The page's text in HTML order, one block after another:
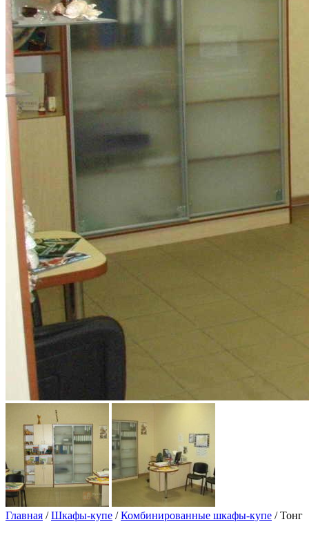
Главная /Шкафы-купе /Комбинированные шкафы-купе / Тонг